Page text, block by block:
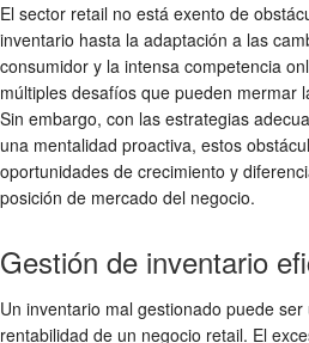
El sector retail no está exento de
inventario hasta la adaptación a las
consumidor y la intensa competencia
múltiples desafíos que pueden mermar
Sin embargo, con las estrategias
una mentalidad proactiva, estos
oportunidades de crecimiento y
posición de mercado del negocio.
Gestión de inventario
Un inventario mal gestionado puede
rentabilidad de un negocio retail. El